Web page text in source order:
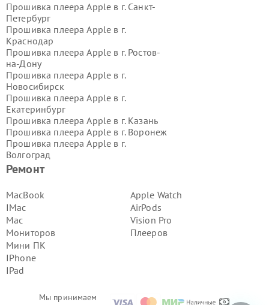
Мы принимаем
Ремонт
MacBook
IMac
Mac
Мониторов
Мини ПК
IPhone
IPad
Apple Watch
AirPods
Vision Pro
Плееров
Прошивка плеера Apple в г. Санкт-
Петербург
Прошивка плеера Apple в г.
Краснодар
Прошивка плеера Apple в г. Ростов-
на-Дону
Прошивка плеера Apple в г.
Новосибирск
Прошивка плеера Apple в г.
Екатеринбург
Прошивка плеера Apple в г. Казань
Прошивка плеера Apple в г. Воронеж
Прошивка плеера Apple в г.
Волгоград
Прошивка плеера Apple в г.
Прошивка плеера Apple в г.
Красноярск
Прошивка плеера Apple в г.
Ижевск
Прошивка плеера Apple в г.
Челябинск
Прошивка плеера Apple в г.
Прошивка плеера Apple в г.
Прошивка плеера Apple в г.
Прошивка плеера Apple в г.
Ярославль